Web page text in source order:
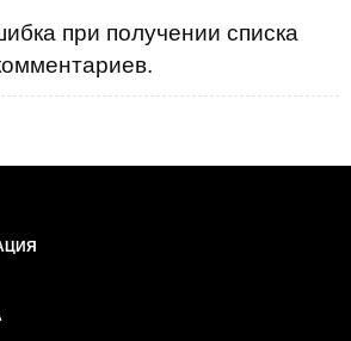
при получении списка